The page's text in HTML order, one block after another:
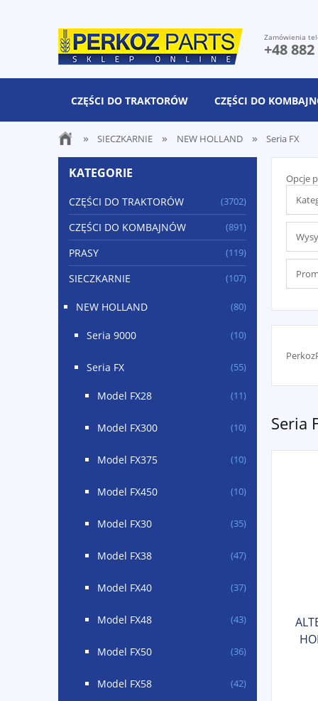
Zamówienia
+48
CZĘŚCI DO TRAKTORÓW CZĘŚCI DO
» SIECZKARNIE » NEW HOLLAND » Seria FX
KATEGORIE
CZĘŚCI DO TRAKTORÓW (3702)
CZĘŚCI DO KOMBAJNÓW (891)
PRASY (119)
SIECZKARNIE (107)
NEW HOLLAND (80)
Seria 9000 (10)
Seria FX (55)
Model FX28 (11)
Model FX300 (10)
Model FX375 (10)
Model FX450 (10)
Model FX30 (35)
Model FX38 (47)
Model FX40 (37)
Model FX48 (43)
Model FX50 (36)
Model FX58 (42)
Opcje
Seria